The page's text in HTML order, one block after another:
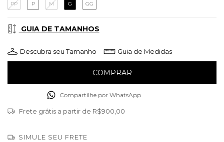
PP P M G GG
GUIA DE TAMANHOS
Descubra seu Tamanho Guia de Medidas
Compartilhe por WhatsApp
Frete grátis a partir de R$900,00
SIMULE SEU FRETE